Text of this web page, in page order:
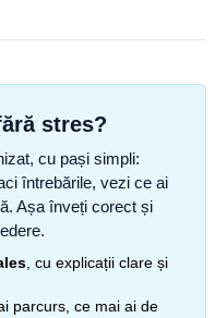
stres?
cu pași simpli:
întrebările, vezi ce ai
Așa înveți corect și
, cu explicații clare și
parcurs, ce mai ai de